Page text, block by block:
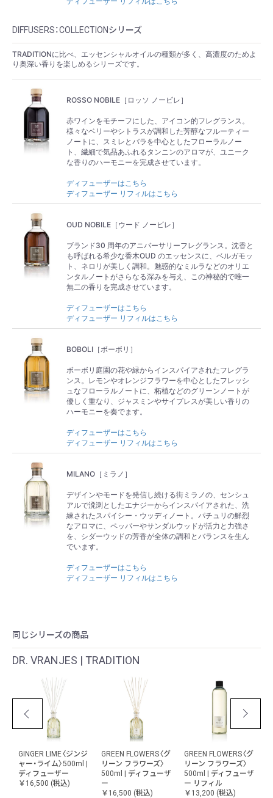
DIFFUSERS：COLLECTIONシリーズ
TRADITIONに比べ、エッセンシャルオイルの種類が多く、高濃度のためよ
り奥深い香りを楽しめるシリーズです。
ROSSO NOBILE［ロッソ ノービレ］
赤ワインをモチーフにした、アイコン的フレグランス。
様々なベリーやシトラスが調和した芳醇なフルーティー
ノートに、スミレとバラを中心としたフローラルノー
ト、繊細で気品あふれるタンニンのアロマが、ユニーク
な香りのハーモニーを完成させています。
ディフューザーはこちら
ディフューザー リフィルはこちら
OUD NOBILE［ウード ノービレ］
ブランド30 周年のアニバーサリーフレグランス。沈香と
も呼ばれる希少な香木OUD のエッセンスに、ベルガモッ
ト、ネロリが美しく調和。魅惑的なミルラなどのオリエ
ンタルノートがさらなる深みを与え、この神秘的で唯一
無二の香りを完成させています。
ディフューザーはこちら
ディフューザー リフィルはこちら
BOBOLI［ボーボリ］
ボーボリ庭園の花や緑からインスパイアされたフレグラ
ンス。レモンやオレンジフラワーを中心としたフレッシ
ュなフローラルノートに、柘植などのグリーンノートが
優しく重なり、ジャスミンやサイプレスが美しい香りの
ハーモニーを奏でます。
ディフューザーはこちら
ディフューザー リフィルはこちら
MILANO［ミラノ］
デザインやモードを発信し続ける街ミラノの、センシュ
アルで溌溂としたエナジーからインスパイアされた、洗
練されたスパイシー・ウッディノート。パチュリの鮮烈
なアロマに、ペッパーやサンダルウッドが活力と力強さ
を、シダーウッドの芳香が全体の調和とバランスを生ん
でいます。
ディフューザーはこちら
ディフューザー リフィルはこちら
同じシリーズの商品
DR. VRANJES | TRADITION
〈グ
ズ〉
ューザ
MELGRANO〈メログ
ラーノ〉500ml | ディ
フューザー
￥16,500
MELGRANO〈メログ
ラーノ〉500ml | ディ
フューザー リフィル
POMPELMO
CASSIS〈ポンペルモ
カシス〉500ml | デ
フューザー
￥16,500